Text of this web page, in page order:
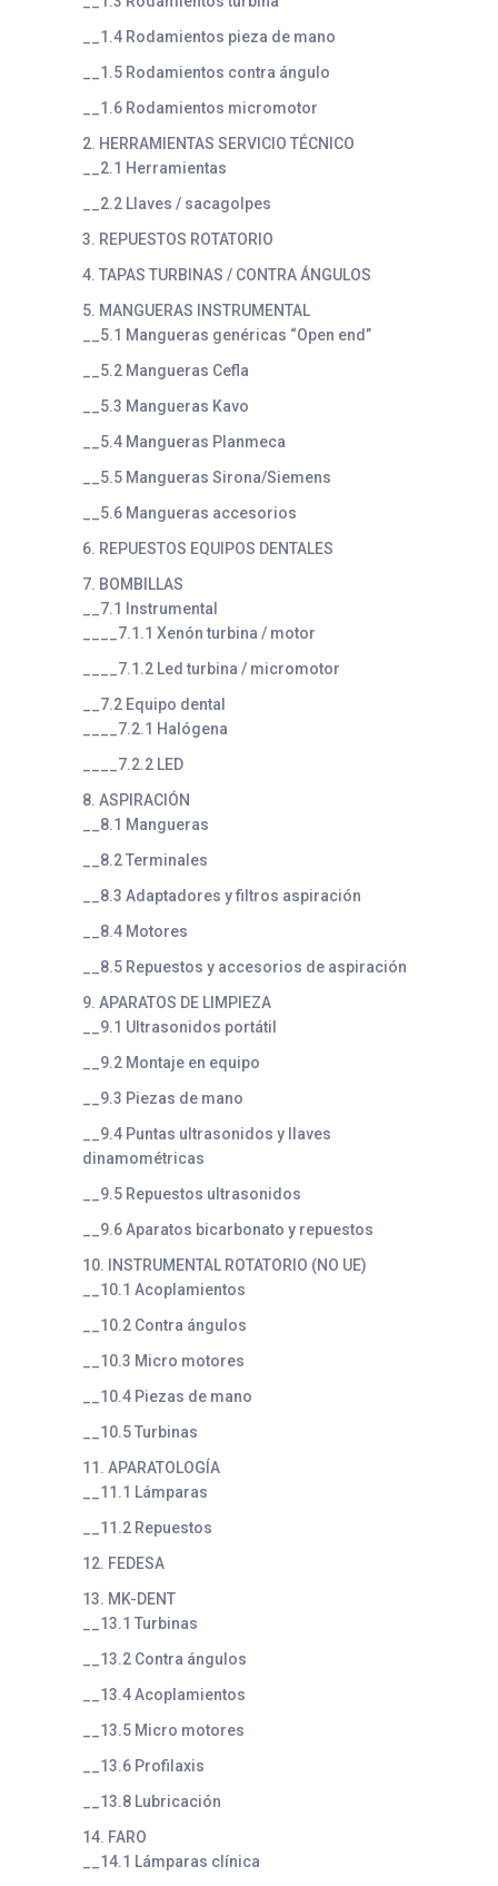
__1.4 Rodamientos pieza de mano
__1.5 Rodamientos contra ángulo
__1.6 Rodamientos micromotor
2. HERRAMIENTAS SERVICIO TÉCNICO
__2.1 Herramientas
__2.2 Llaves / sacagolpes
3. REPUESTOS ROTATORIO
4. TAPAS TURBINAS / CONTRA ÁNGULOS
5. MANGUERAS INSTRUMENTAL
__5.1 Mangueras genéricas “Open end”
__5.2 Mangueras Cefla
__5.3 Mangueras Kavo
__5.4 Mangueras Planmeca
__5.5 Mangueras Sirona/Siemens
__5.6 Mangueras accesorios
6. REPUESTOS EQUIPOS DENTALES
7. BOMBILLAS
__7.1 Instrumental
____7.1.1 Xenón turbina / motor
____7.1.2 Led turbina / micromotor
__7.2 Equipo dental
____7.2.1 Halógena
____7.2.2 LED
8. ASPIRACIÓN
__8.1 Mangueras
__8.2 Terminales
__8.3 Adaptadores y filtros aspiración
__8.4 Motores
__8.5 Repuestos y accesorios de aspiración
9. APARATOS DE LIMPIEZA
__9.1 Ultrasonidos portátil
__9.2 Montaje en equipo
__9.3 Piezas de mano
__9.4 Puntas ultrasonidos y llaves
dinamométricas
__9.5 Repuestos ultrasonidos
__9.6 Aparatos bicarbonato y repuestos
10. INSTRUMENTAL ROTATORIO (NO UE)
__10.1 Acoplamientos
__10.2 Contra ángulos
__10.3 Micro motores
__10.4 Piezas de mano
__10.5 Turbinas
11. APARATOLOGÍA
__11.1 Lámparas
__11.2 Repuestos
12. FEDESA
13. MK-DENT
__13.1 Turbinas
__13.2 Contra ángulos
__13.4 Acoplamientos
__13.5 Micro motores
__13.6 Profilaxis
__13.8 Lubricación
14. FARO
__14.1 Lámparas clínica